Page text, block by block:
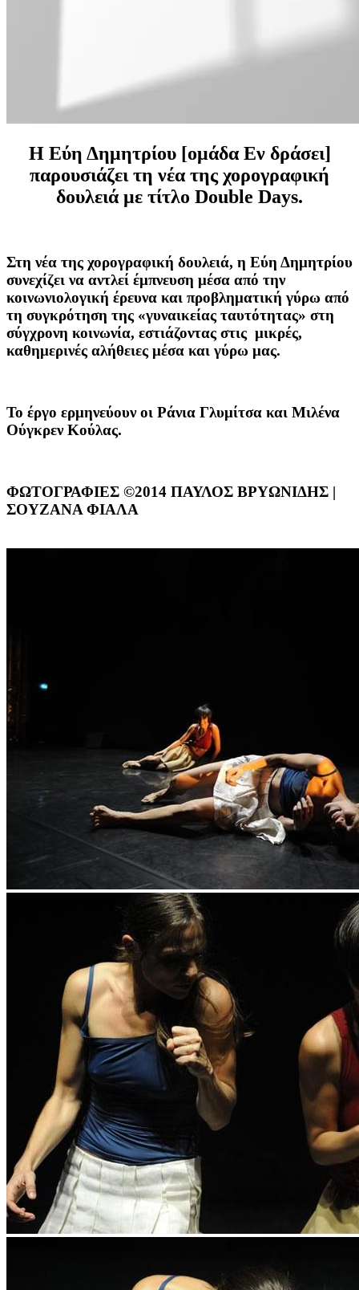
Η Εύη Δημητρίου [ομάδα Εν δράσει]
παρουσιάζει τη νέα της χορογραφική
δουλειά με τίτλο Double Days.
Στη νέα της χορογραφική δουλειά, η Εύη Δημητρίου
συνεχίζει να αντλεί έμπνευση μέσα από την
κοινωνιολογική έρευνα και προβληματική γύρω από
τη συγκρότηση της «γυναικείας ταυτότητας» στη
σύγχρονη κοινωνία, εστιάζοντας στις μικρές,
καθημερινές αλήθειες μέσα και γύρω μας.
Το έργο ερμηνεύουν οι Ράνια Γλυμίτσα και Μιλένα
Ούγκρεν Κούλας.
ΦΩΤΟΓΡΑΦΙΕΣ ©2014 ΠΑΥΛΟΣ ΒΡΥΩΝΙΔΗΣ |
ΣΟΥΖΑΝΑ ΦΙΑΛΑ